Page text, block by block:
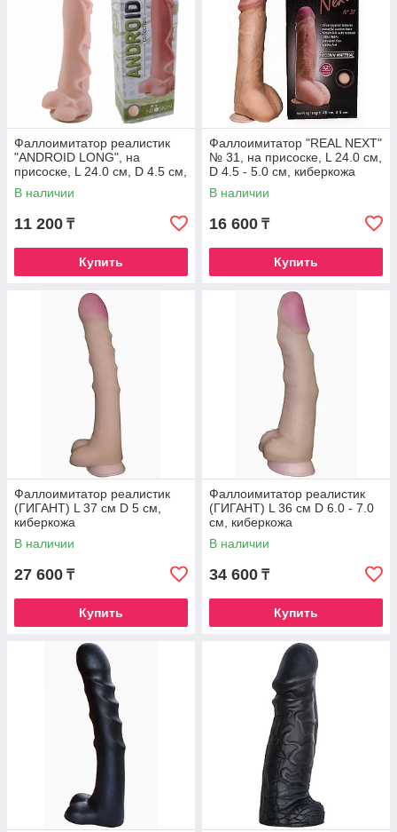
Фаллоимитатор реалистик
"ANDROID LONG", на
присоске, L 24.0 см, D 4.5 см,
киберкожа
В наличии
11 200 ₸
Купить
Фаллоимитатор "REAL NEXT"
№ 31, на присоске, L 24.0 см,
D 4.5 - 5.0 см, киберкожа
В наличии
16 600 ₸
Купить
Фаллоимитатор реалистик
(ГИГАНТ) L 37 см D 5 см,
киберкожа
В наличии
27 600 ₸
Купить
Фаллоимитатор реалистик
(ГИГАНТ) L 36 см D 6.0 - 7.0
см, киберкожа
В наличии
34 600 ₸
Купить